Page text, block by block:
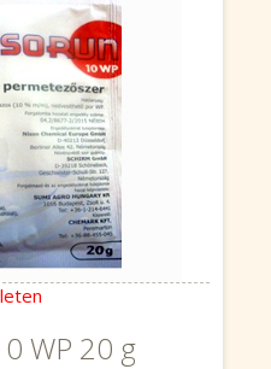
WP 20 g